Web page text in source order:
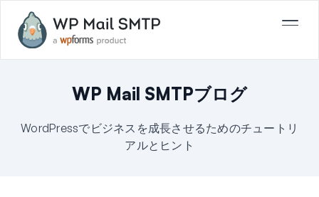
WP Mail SMTPブログ
WordPressでビジネスを成長させるためのチュートリ
アルとヒント